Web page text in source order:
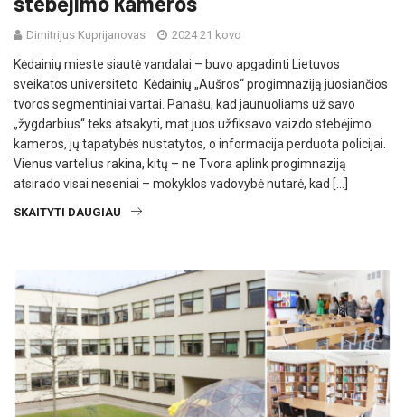
Dimitrijus Kuprijanovas 2024 21 kovo
Kėdainių mieste siautė vandalai – buvo apgadinti Lietuvos
sveikatos universiteto Kėdainių „Aušros“ progimnaziją juosiančios
tvoros segmentiniai vartai. Panašu, kad jaunuoliams už savo
„žygdarbius“ teks atsakyti, mat juos užfiksavo vaizdo stebėjimo
kameros, jų tapatybės nustatytos, o informacija perduota policijai.
Vienus vartelius rakina, kitų – ne Tvora aplink progimnaziją
atsirado visai neseniai – mokyklos vadovybė nutarė, kad […]
SKAITYTI DAUGIAU